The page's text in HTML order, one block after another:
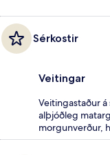
Sérkostir
Veitingar
Veitingastaður
alþjóðleg
morgunverður,